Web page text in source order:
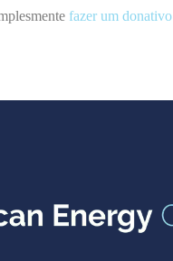
fazer um donativo